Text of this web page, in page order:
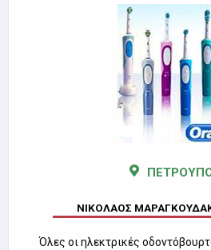
ΝΙΚΟΛΑΟΣ
Όλες οι ηλεκτρικές